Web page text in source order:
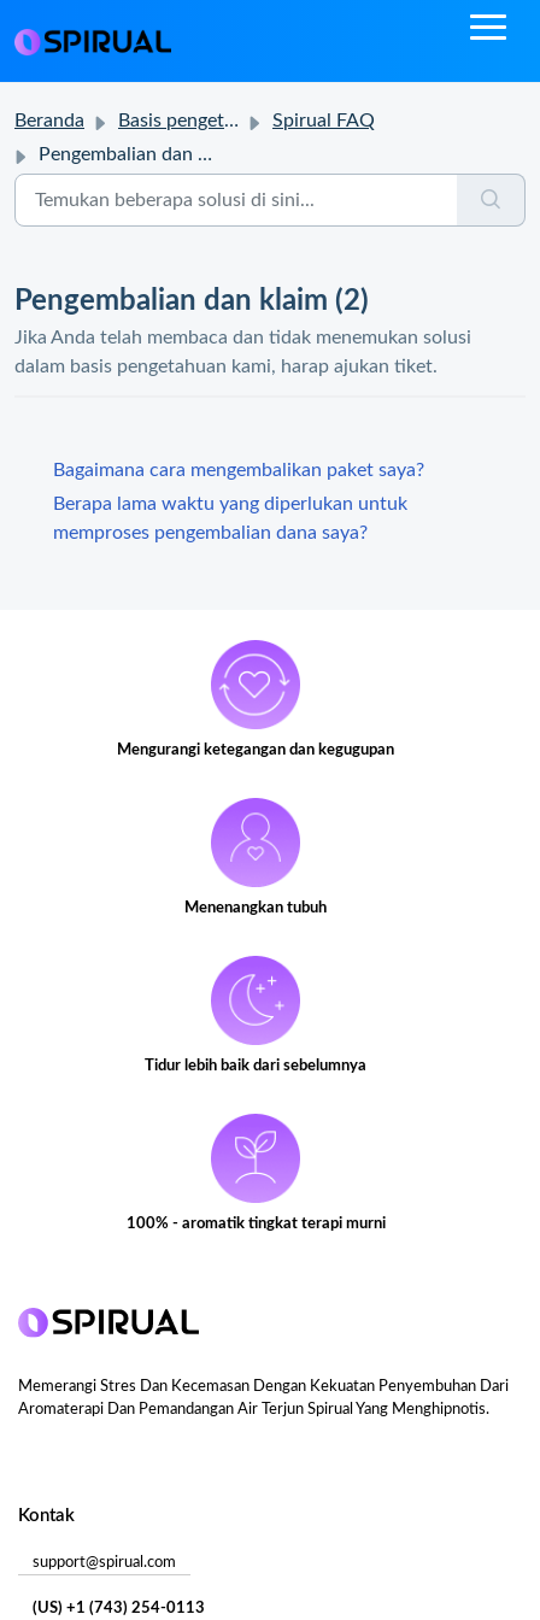
Beranda Basis pengetahuan
Spirual FAQ
Pengembalian dan klaim
Pengembalian dan klaim (2)
Jika Anda telah membaca dan tidak menemukan solusi
dalam basis pengetahuan kami, harap ajukan tiket.
Bagaimana cara mengembalikan paket saya?
Berapa lama waktu yang diperlukan untuk
memproses pengembalian dana saya?
Mengurangi ketegangan dan kegugupan
Menenangkan tubuh
Tidur lebih baik dari sebelumnya
100% - aromatik tingkat terapi murni
Memerangi Stres Dan Kecemasan Dengan Kekuatan Penyembuhan Dari
Aromaterapi Dan Pemandangan Air Terjun Spirual Yang Menghipnotis.
Kontak
support@spirual.com
(US) +1 (743) 254-0113